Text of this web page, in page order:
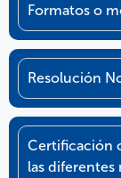
Formatos o
Resolución
Certificación
las diferentes